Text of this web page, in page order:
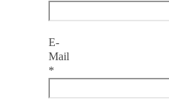
E-
Mail
*